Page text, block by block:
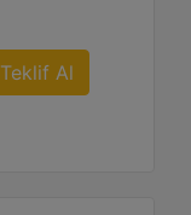
Teklif Al